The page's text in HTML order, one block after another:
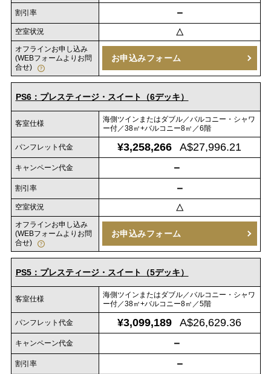
割引率 －
空室状況 △
オフラインお申し込み
(WEBフォームよりお問
合せ)
お申込みフォーム
PS6：プレスティージ・スイート（6デッキ）
客室仕様
海側ツインまたはダブル／バルコニー・シャワ
ー付／38㎡+バルコニー8㎡／6階
パンフレット代金 ¥3,258,266 A$27,996.21
キャンペーン代金 －
割引率 －
空室状況 △
オフラインお申し込み
(WEBフォームよりお問
合せ)
お申込みフォーム
PS5：プレスティージ・スイート（5デッキ）
客室仕様
海側ツインまたはダブル／バルコニー・シャワ
ー付／38㎡+バルコニー8㎡／5階
パンフレット代金 ¥3,099,189 A$26,629.36
キャンペーン代金 －
割引率 －